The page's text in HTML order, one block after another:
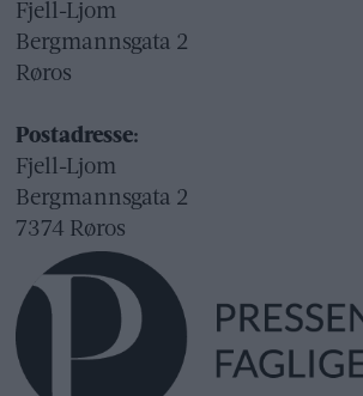
Fjell-Ljom
Bergmannsgata 2
Røros
Postadresse:
Fjell-Ljom
Bergmannsgata 2
7374 Røros